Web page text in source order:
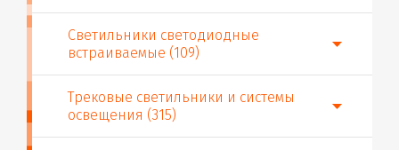
Светильники светодиодные
встраиваемые (109)
Трековые светильники и системы
освещения (315)